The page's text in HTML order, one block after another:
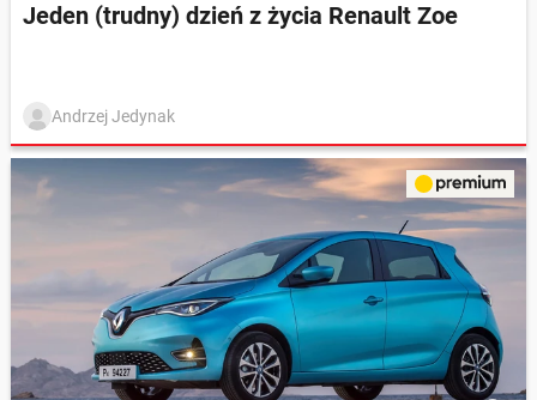
Jeden (trudny) dzień z życia Renault Zoe
Andrzej Jedynak